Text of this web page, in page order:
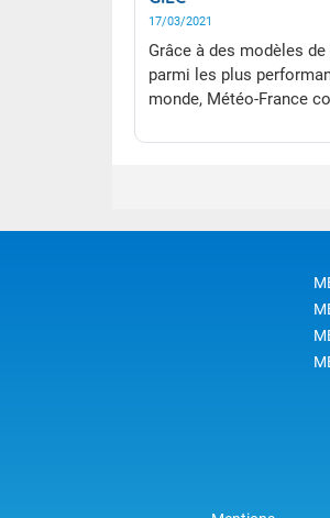
17/03/2021
Grâce à des modèles
parmi les plus
monde, Météo-France
climatique en participant